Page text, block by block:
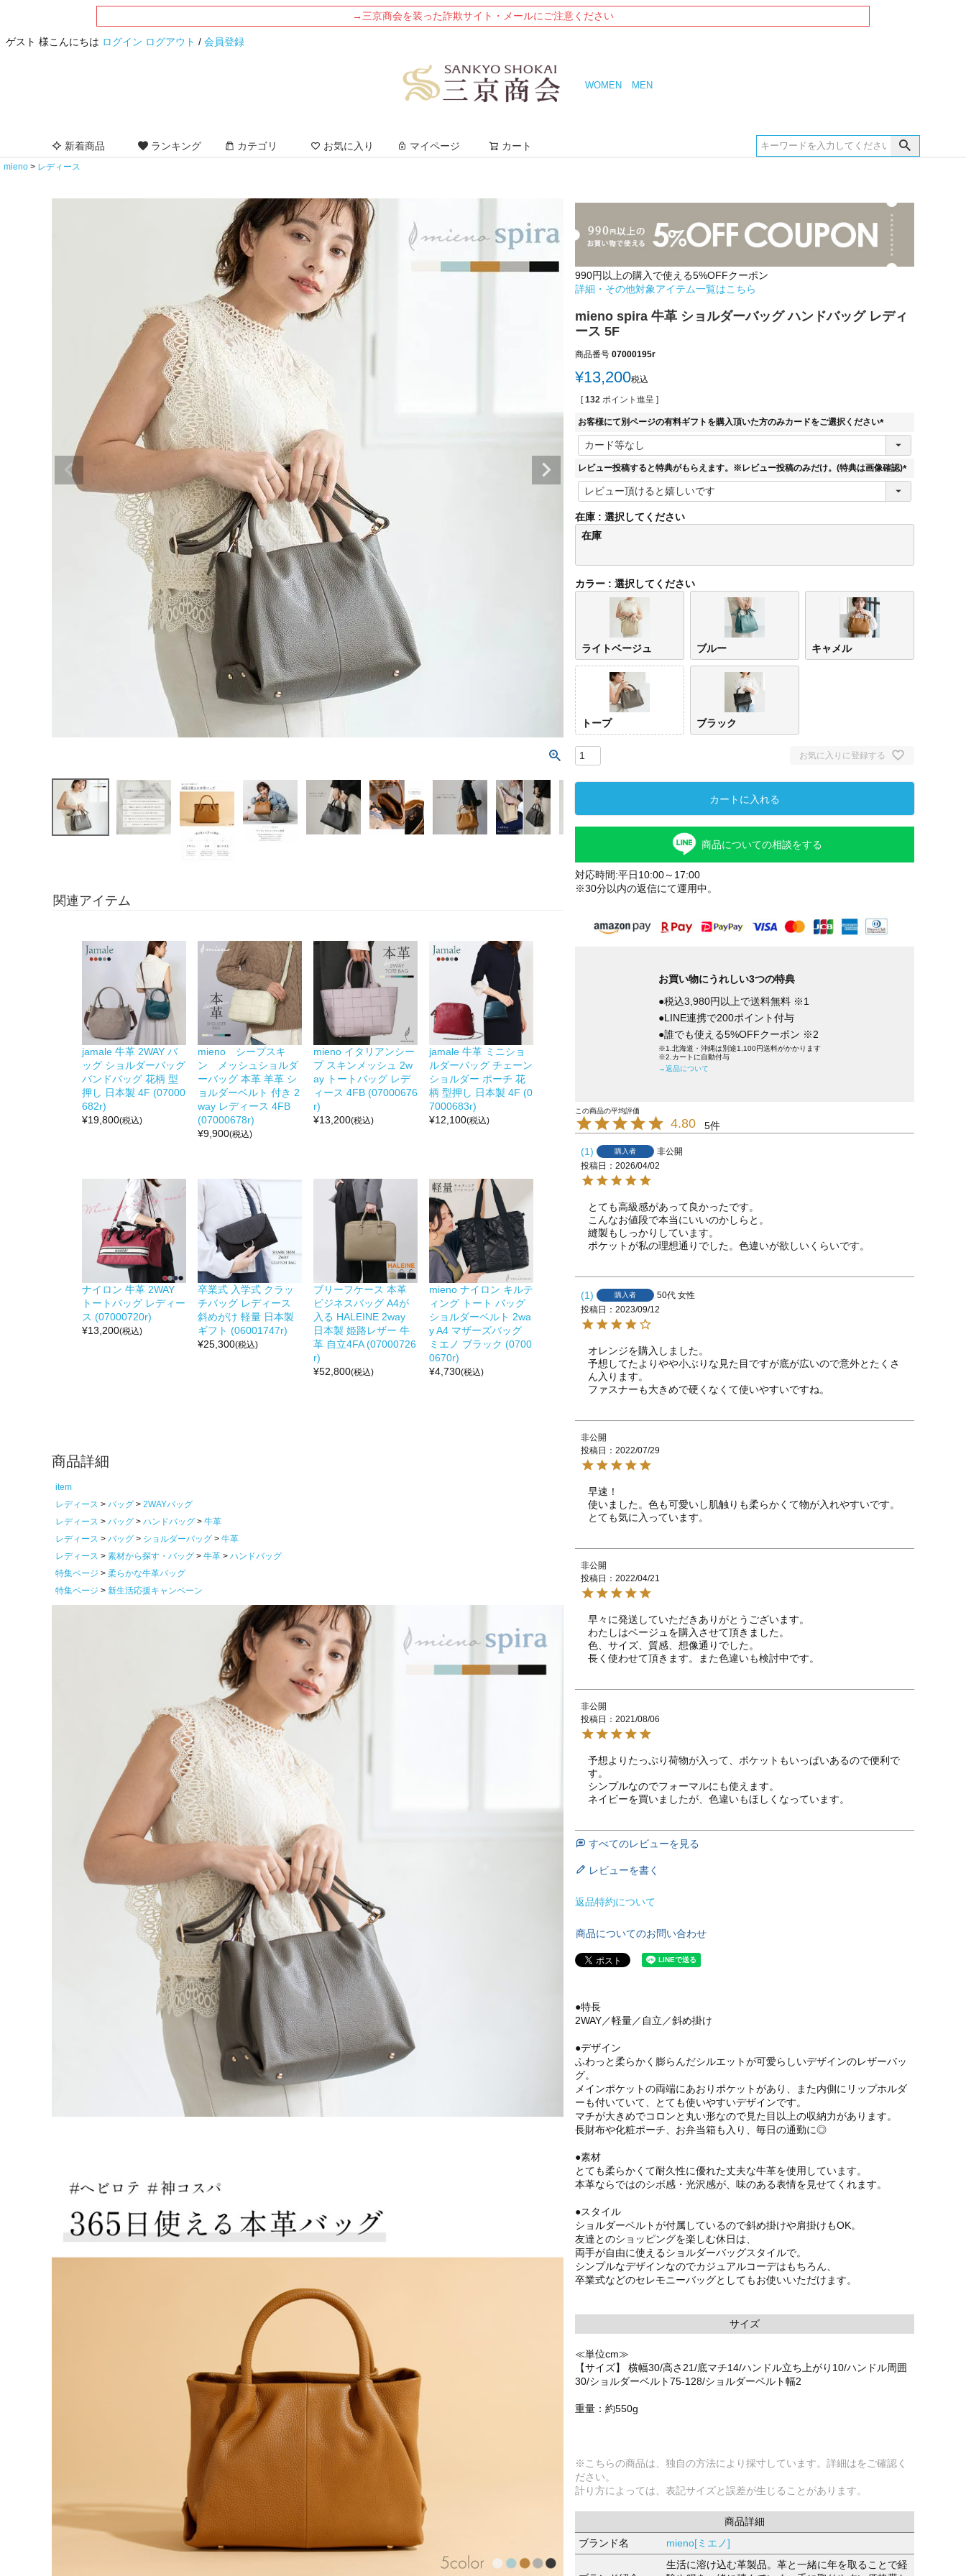
→三京商会を装った詐欺サイト・メールにご注意ください
ゲスト 様こんにちは ログイン ログアウト / 会員登録
WOMEN MEN
新着商品 ランキング カテゴリ お気に入り マイページ カート
mieno レディース
関連アイテム
jamale 牛革 2WAY バ
ッグ ショルダーバッグ
バンドバッグ 花柄 型
押し 日本製 4F (07000
682r)
¥19,800(税込)
mieno シープスキ
ン メッシュショルダ
ーバッグ 本革 羊革 シ
ョルダーベルト 付き 2
way レディース 4FB
(07000678r)
¥9,900(税込)
mieno イタリアンシー
プ スキンメッシュ 2w
ay トートバッグ レデ
ィース 4FB (07000676
r)
¥13,200(税込)
jamale 牛革 ミニショ
ルダーバッグ チェーン
ショルダー ポーチ 花
柄 型押し 日本製 4F (0
7000683r)
¥12,100(税込)
ナイロン 牛革 2WAY
トートバッグ レディー
ス (07000720r)
¥13,200(税込)
卒業式 入学式 クラッ
チバッグ レディース
斜めがけ 軽量 日本製
ギフト (06001747r)
¥25,300(税込)
ブリーフケース 本革
ビジネスバッグ A4が
入る HALEINE 2way
日本製 姫路レザー 牛
革 自立4FA (07000726
r)
¥52,800(税込)
mieno ナイロン キルテ
ィング トート バッグ
ショルダーベルト 2wa
y A4 マザーズバッグ
ミエノ ブラック (0700
0670r)
¥4,730(税込)
商品詳細
item
レディース
バッグ
2WAYバッグ
レディース
バッグ ハンドバッグ
牛革
レディース
バッグ ショルダーバッグ
牛革
レディース
素材から探す・バッグ 牛革
ハンドバッグ
特集ページ
柔らかな牛革バッグ
特集ページ
新生活応援キャンペーン
990円以上の購入で使える5%OFFクーポン
詳細・その他対象アイテム一覧はこちら
mieno spira 牛革 ショルダーバッグ ハンドバッグ レディ
ース 5F
商品番号 07000195r
¥13,200税込
[ 132 ポイント進呈 ]
お客様にて別ページの有料ギフトを購入頂いた方のみカードをご選択ください
(
須
レビュー投稿すると特典がもらえます。※レビュー投稿のみだけ。(特典は画像確認)
(
)
在庫
選択してください
在庫
カラー 選択してください
ライトベージュ ブルー キャメル
トープ ブラック
お気に入りに登録する
カートに入れる
商品についての相談をする
対応時間:平日10:00～17:00
※30分以内の返信にて運用中。
お買い物にうれしい3つの特典
●税込3,980円以上で送料無料 ※1
●LINE連携で200ポイント付与
●誰でも使える5%OFFクーポン ※2
※1.北海道・沖縄は別途1,100円送料がかかります
※2.カートに自動付与
→返品について
4.80 5
1 購入者
非公開
投稿日
2026/04/02
とても高級感があって良かったです。
こんなお値段で本当にいいのかしらと。
縫製もしっかりしています。
ポケットが私の理想通りでした。色違いが欲しいくらいです。
1 購入者 50代 女性
投稿日
2023/09/12
オレンジを購入しました。
予想してたよりやや小ぶりな見た目ですが底が広いので意外とたくさ
ん入ります。
ファスナーも大きめで硬くなくて使いやすいですね。
非公開
投稿日
2022/07/29
早速！
使いました。色も可愛いし肌触りも柔らかくて物が入れやすいです。
とても気に入っています。
非公開
投稿日
2022/04/21
早々に発送していただきありがとうございます。
わたしはベージュを購入させて頂きました。
色、サイズ、質感、想像通りでした。
長く使わせて頂きます。また色違いも検討中です。
非公開
投稿日
2021/08/06
予想よりたっぷり荷物が入って、ポケットもいっぱいあるので便利で
す。
シンプルなのでフォーマルにも使えます。
ネイビーを買いましたが、色違いもほしくなっています。
すべてのレビューを見る
レビューを書く
返品特約について
商品についてのお問い合わせ
●特長
2WAY／軽量／自立／斜め掛け
●デザイン
ふわっと柔らかく膨らんだシルエットが可愛らしいデザインのレザーバッ
グ。
メインポケットの両端にあおりポケットがあり、また内側にリップホルダ
ーも付いていて、とても使いやすいデザインです。
マチが大きめでコロンと丸い形なので見た目以上の収納力があります。
長財布や化粧ポーチ、お弁当箱も入り、毎日の通勤に◎
●素材
とても柔らかくて耐久性に優れた丈夫な牛革を使用しています。
本革ならではのシボ感・光沢感が、味のある表情を見せてくれます。
●スタイル
ショルダーベルトが付属しているので斜め掛けや肩掛けもOK。
友達とのショッピングを楽しむ休日は、
両手が自由に使えるショルダーバッグスタイルで。
シンプルなデザインなのでカジュアルコーデはもちろん、
卒業式などのセレモニーバッグとしてもお使いいただけます。
サイズ
≪単位cm≫
【サイズ】 横幅30/高さ21/底マチ14/ハンドル立ち上がり10/ハンドル周囲
30/ショルダーベルト75-128/ショルダーベルト幅2
重量：約550g
※こちらの商品は、独自の方法により採寸しています。詳細はをご確認く
ださい。
計り方によっては、表記サイズと誤差が生じることがあります。
商品詳細
ブランド名
mieno[ミエノ]
生活に溶け込む革製品。革と一緒に年を取ることで経